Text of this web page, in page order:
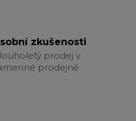
zkušenosti
prodej v
prodejně